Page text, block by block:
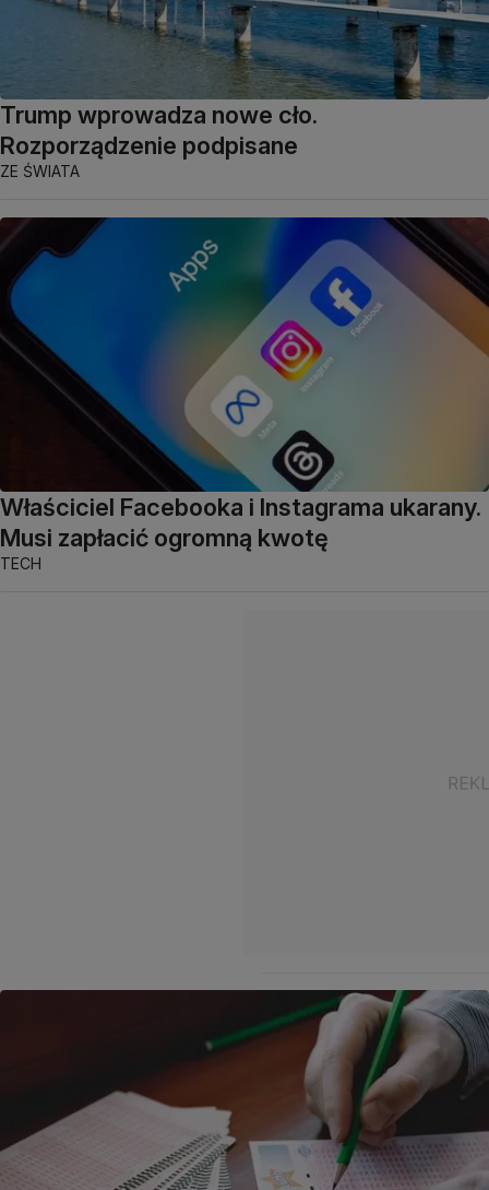
Trump wprowadza nowe cło.
Rozporządzenie podpisane
ZE ŚWIATA
Właściciel Facebooka i Instagrama ukarany.
Musi zapłacić ogromną kwotę
TECH